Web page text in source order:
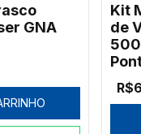
GNA
Kit
de